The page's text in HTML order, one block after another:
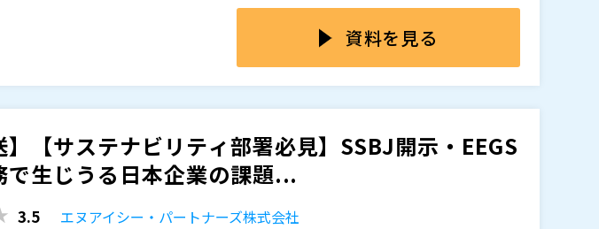
リティに関連するリスク管理や非財務情報の開示を担当する実務担当者 ・非
の最新動向や制度要件への対応を検討している経営者・経営企画部門のご担
能な成長と中長期的な企業価値の向上を重視する経営層 ・IBM Envizi ESG
財務情報の統合管理・可視化を支援するツールの導入を検討中の方 ・環境情
ステム（EEGS）とのシステム連携やデータ整備に関心のある情報システム部
者 ・2025年以降に強化される国内環境関連法規（省エネ法、温対法、フロン
対応に向け、業務プロセスの高度化を図る企業関係者
たご質問は後日開催企業より直接回答させていただきます
・パートナーズ株式会社 （ ）
会社（）
プンソース活用研究所（）
社（
）
品ごとのCO₂排出量を正確に把握することは、決して容易ではありません。
エネルギーを消費しているのか、装置がアイドル状態（待機中）でもどれだ
ているのか──といった、極めて詳細なデータの収集と集計が求められま
単位の排出量を正確に把握するには、まず装置ごとの正確な電力データに加
品ごとの工程情報とひも付け、精緻に集計・可視化することが必要になりま
資料を見る
】【サステナビリティ部署必見】SSBJ開示・EEGS
で生じうる日本企業の課題...
3.5 エヌアイシー・パートナーズ株式会社